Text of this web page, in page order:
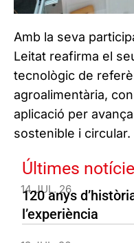
Amb la seva
Leitat reafirma el
tecnològic de
agroalimentària,
aplicació per
sostenible i circular.
Últimes
14 JUL. 26
120 anys
l’experiència